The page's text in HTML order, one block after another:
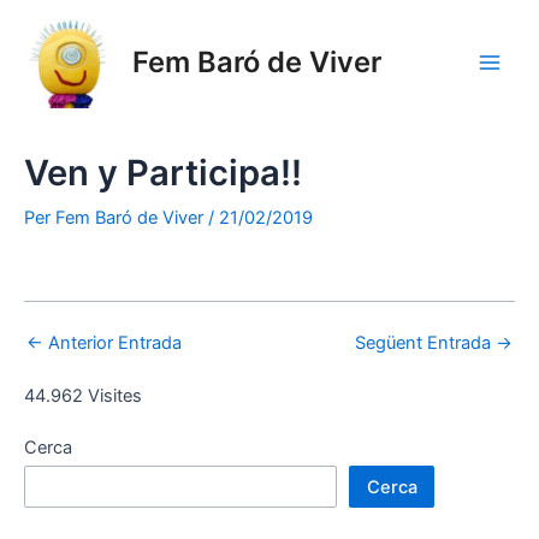
contingut
Fem Baró de Viver
Ven y Participa!!
Per Fem Baró de Viver / 21/02/2019
Navegació
← Anterior Entrada Següent Entrada →
44.962 Visites
Cerca
Cerca